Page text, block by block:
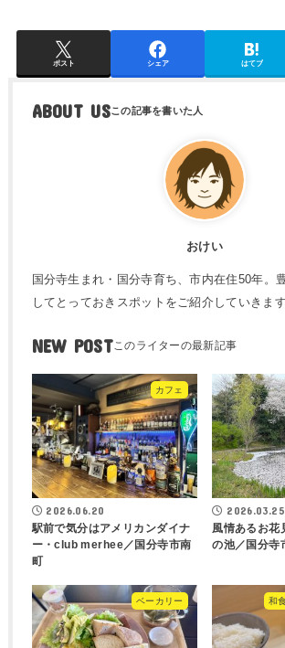
ポスト シェア はてブ
ABOUT US
おけい
国分寺生まれ・国分寺育ち、市内在住50年。
してとっておきスポットをご紹介していきます
NEW POST
カフェ
2026.06.20
駅前で気分はアメリカンダイナ
ー・club merhee／国分寺市南
町
2026.03.25
風情あるお花
の池／国分寺
ベーカリー 和